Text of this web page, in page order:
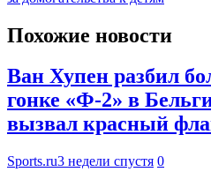
Похожие новости
Ван Хупен разбил
гонке «Ф-2» в
вызвал красный
Sports.ru3 недели спустя 0